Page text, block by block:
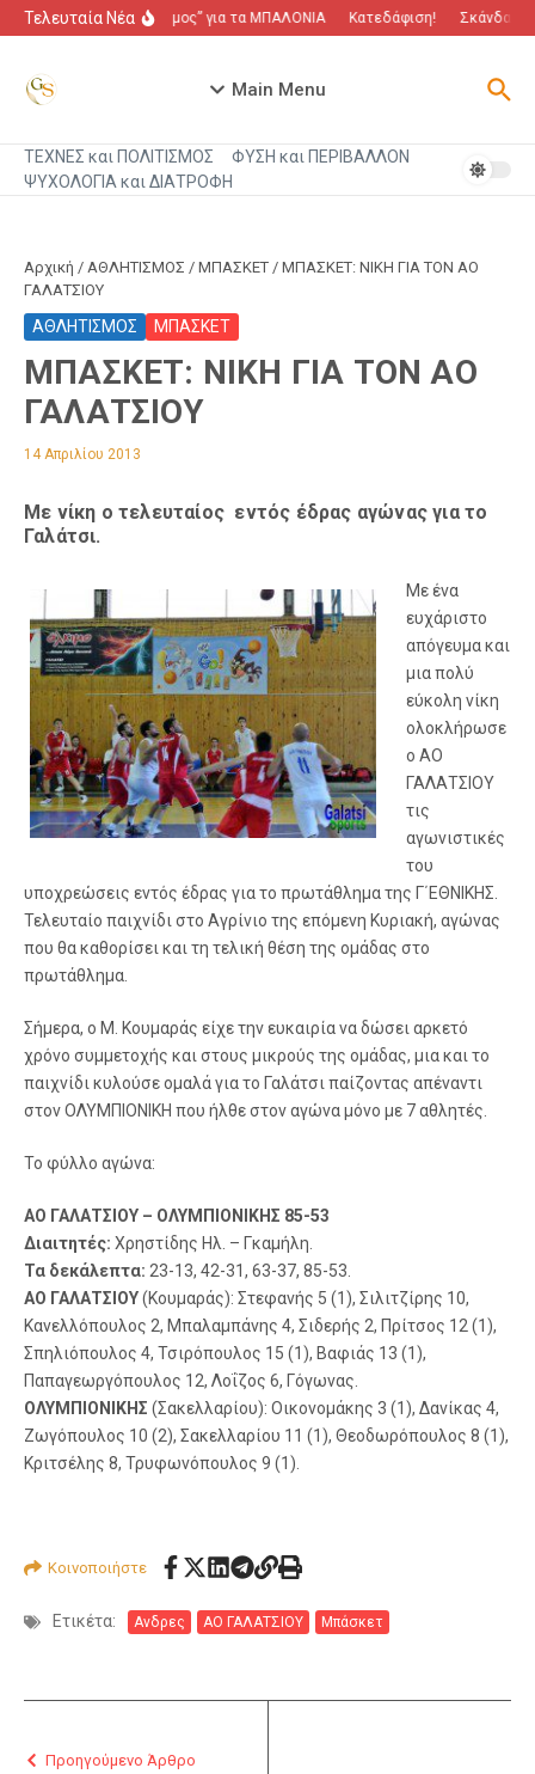
Μετάβαση στο περιεχόμενο
Τελευταία Νέα“Πόλεμος” για τα ΜΠΑΛΟΝΙΑ Κατεδάφιση! Σκάνδαλο
Main Menu
ΤΕΧΝΕΣ και ΠΟΛΙΤΙΣΜΟΣ
ΦΥΣΗ και ΠΕΡΙΒΑΛΛΟΝ
ΨΥΧΟΛΟΓΙΑ και ΔΙΑΤΡΟΦΗ
Αρχική / ΑΘΛΗΤΙΣΜΟΣ / ΜΠΑΣΚΕΤ / ΜΠΑΣΚΕΤ: ΝΙΚΗ ΓΙΑ ΤΟΝ ΑΟ
ΓΑΛΑΤΣΙΟΥ
ΑΘΛΗΤΙΣΜΟΣ ΜΠΑΣΚΕΤ
ΜΠΑΣΚΕΤ: ΝΙΚΗ ΓΙΑ ΤΟΝ ΑΟ
ΓΑΛΑΤΣΙΟΥ
14 Απριλίου 2013
Με νίκη ο τελευταίος εντός έδρας αγώνας για το
Γαλάτσι.
Με ένα
ευχάριστο
απόγευμα και
μια πολύ
εύκολη νίκη
ολοκλήρωσε
ο ΑΟ
ΓΑΛΑΤΣΙΟΥ
τις
αγωνιστικές
του
υποχρεώσεις εντός έδρας για το πρωτάθλημα της Γ΄ΕΘΝΙΚΗΣ.
Τελευταίο παιχνίδι στο Αγρίνιο της επόμενη Κυριακή, αγώνας
που θα καθορίσει και τη τελική θέση της ομάδας στο
πρωτάθλημα.
Σήμερα, ο Μ. Κουμαράς είχε την ευκαιρία να δώσει αρκετό
χρόνο συμμετοχής και στους μικρούς της ομάδας, μια και το
παιχνίδι κυλούσε ομαλά για το Γαλάτσι παίζοντας απέναντι
στον ΟΛΥΜΠΙΟΝΙΚΗ που ήλθε στον αγώνα μόνο με 7 αθλητές.
Το φύλλο αγώνα:
ΑΟ ΓΑΛΑΤΣΙΟΥ – ΟΛΥΜΠΙΟΝΙΚΗΣ 85-53
Διαιτητές: Χρηστίδης Ηλ. – Γκαμήλη.
Τα δεκάλεπτα: 23-13, 42-31, 63-37, 85-53.
ΑΟ ΓΑΛΑΤΣΙΟΥ(Κουμαράς): Στεφανής 5 (1), Σιλιτζίρης 10,
Κανελλόπουλος 2, Μπαλαμπάνης 4, Σιδερής 2, Πρίτσος 12 (1),
Σπηλιόπουλος 4, Τσιρόπουλος 15 (1), Βαφιάς 13 (1),
Παπαγεωργόπουλος 12, Λοΐζος 6, Γόγωνας.
ΟΛΥΜΠΙΟΝΙΚΗΣ (Σακελλαρίου): Οικονομάκης 3 (1), Δανίκας 4,
Ζωγόπουλος 10 (2), Σακελλαρίου 11 (1), Θεοδωρόπουλος 8 (1),
Κριτσέλης 8, Τρυφωνόπουλος 9 (1).
Κοινοποιήστε
Ετικέτα: Ανδρες ΑΟ ΓΑΛΑΤΣΙΟΥ Μπάσκετ
Προηγούμενο Άρθρο